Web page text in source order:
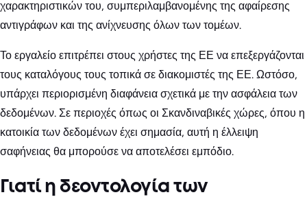
χαρακτηριστικών του, συμπεριλαμβανομένης της αφαίρεσης
αντιγράφων και της ανίχνευσης όλων των τομέων.
Το εργαλείο επιτρέπει στους χρήστες της ΕΕ να επεξεργάζονται
τους καταλόγους τους τοπικά σε διακομιστές της ΕΕ. Ωστόσο,
υπάρχει περιορισμένη διαφάνεια σχετικά με την ασφάλεια των
δεδομένων. Σε περιοχές όπως οι Σκανδιναβικές χώρες, όπου η
κατοικία των δεδομένων έχει σημασία, αυτή η έλλειψη
σαφήνειας θα μπορούσε να αποτελέσει εμπόδιο.
Γιατί η δεοντολογία των